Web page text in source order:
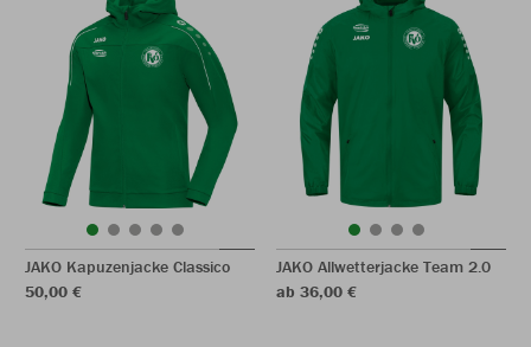
JAKO Kapuzenjacke Classico
50,00 €
JAKO Allwetterjacke Team 2.0
ab 36,00 €